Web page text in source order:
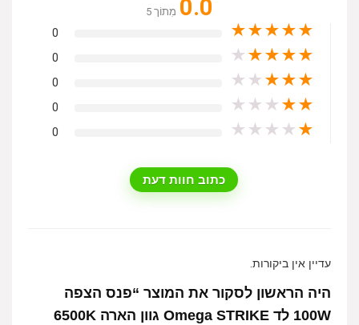
0.0 מִתוֹך 5
★
★
★
★
★
0
★
★
★
★
★
0
★
★
★
★
★
0
★
★
★
★
★
0
★
★
★
★
★
0
כתוב חוות דעת
עדיין אין ביקורות.
היה הראשון לסקור את המוצר “פנס הצפה
100W לד Omega STRIKE גוון הארה 6500K